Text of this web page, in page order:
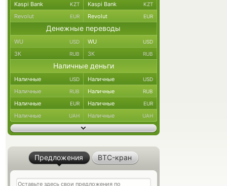
Kaspi Bank KZT Kaspi Bank KZT
Revolut EUR Revolut EUR
Денежные переводы
WU USD WU USD
ЗК RUB ЗК RUB
Наличные деньги
Наличные USD Наличные USD
Наличные RUB Наличные RUB
Наличные EUR Наличные EUR
Наличные UAH Наличные UAH
Предложения BTC-кран